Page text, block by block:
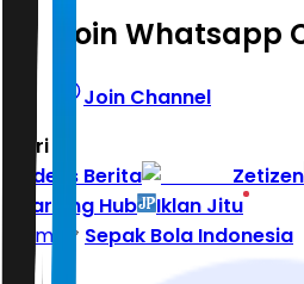
Join Whatsapp
Join Channel
Hari ini
Indeks Berita
Zetizen
Learning Hub
Iklan Jitu
Home
Sepak Bola Indonesia